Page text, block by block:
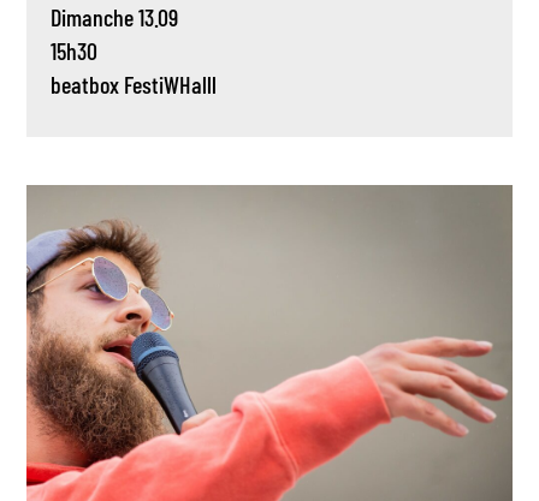
Dimanche 13.09
15h30
beatbox FestiWHalll